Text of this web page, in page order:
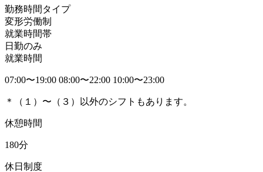
勤務時間タイプ
変形労働制
就業時間帯
日勤のみ
就業時間
07:00〜19:00 08:00〜22:00 10:00〜23:00
＊（１）〜（３）以外のシフトもあります。
休憩時間
180分
休日制度